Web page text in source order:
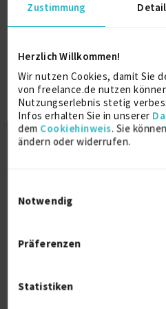
Zustimmung
Herzlich Willkommen!
Wir nutzen Cookies, damit Sie
von freelance.de nutzen
Nutzungserlebnis stetig
Infos erhalten Sie in unserer
dem Cookiehinweis. Sie
ändern oder widerrufen.
Notwendig
Präferenzen
Statistiken
Ich besitze Erfahrungen und
Management.
Ich habe Projekte zur
entwicklung als auch der
national und international
gehören auch Crash-
kritischen Phase
beendet habe.
Ich verfüge über
Die Arbeit in Seminaren
Präsentation der Ergebnisse
Betriebssysteme Win95 bis